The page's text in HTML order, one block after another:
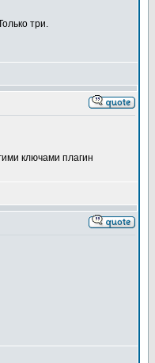
три.
ключами плагин